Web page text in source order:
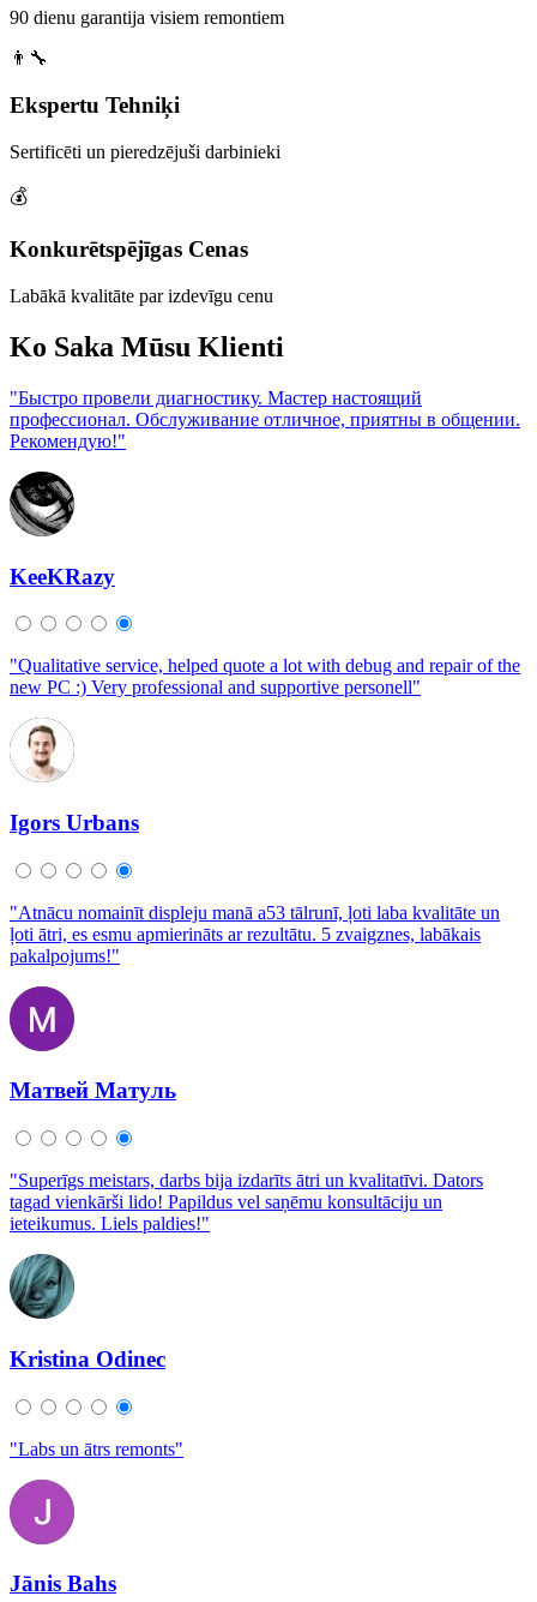
90 dienu garantija visiem remontiem
👨‍🔧
Ekspertu Tehniķi
Sertificēti un pieredzējuši darbinieki
💰
Konkurētspējīgas Cenas
Labākā kvalitāte par izdevīgu cenu
Ko Saka Mūsu Klienti
"Быстро провели диагностику. Мастер настоящий
профессионал. Обслуживание отличное, приятны в общении.
Рекомендую!"
KeeKRazy
"Qualitative service, helped quote a lot with debug and repair of the
new PC :) Very professional and supportive personell"
Igors Urbans
"Atnācu nomainīt displeju manā a53 tālrunī, ļoti laba kvalitāte un
ļoti ātri, es esmu apmierināts ar rezultātu. 5 zvaigznes, labākais
pakalpojums!"
Матвей Матуль
"Superīgs meistars, darbs bija izdarīts ātri un kvalitatīvi. Dators
tagad vienkārši lido! Papildus vel saņēmu konsultāciju un
ieteikumus. Liels paldies!"
Kristina Odinec
"Labs un ātrs remonts"
Jānis Bahs